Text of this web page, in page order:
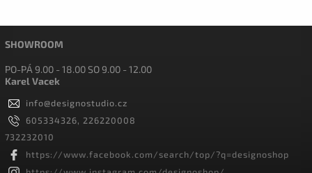
SHOWROOM
PO-PÁ 9.00 - 18.00 SO 9.00 - 12.00
Karel Vacek
info@designostudio.cz
605334326, 226220008
732232010
https://www.facebook.com/search/top/?q=designoshop